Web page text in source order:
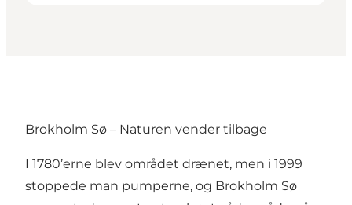
Brokholm Sø – Naturen vender tilbage
I 1780’erne blev området drænet, men i 1999
stoppede man pumperne, og Brokholm Sø